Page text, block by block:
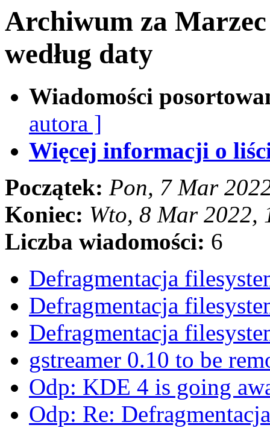
Archiwum za
według daty
Wiadomości
autora ]
Więcej informacji o
Początek: Pon, 7 Mar
Koniec: Wto, 8 Mar 2022,
Liczba wiadomości: 6
Defragmentacja
Defragmentacja
Defragmentacja
gstreamer 0.10 to be
Odp: KDE 4 is going
Odp: Re: